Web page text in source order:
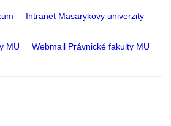
Intranet Masarykovy univerzity
MU Webmail Právnické fakulty MU